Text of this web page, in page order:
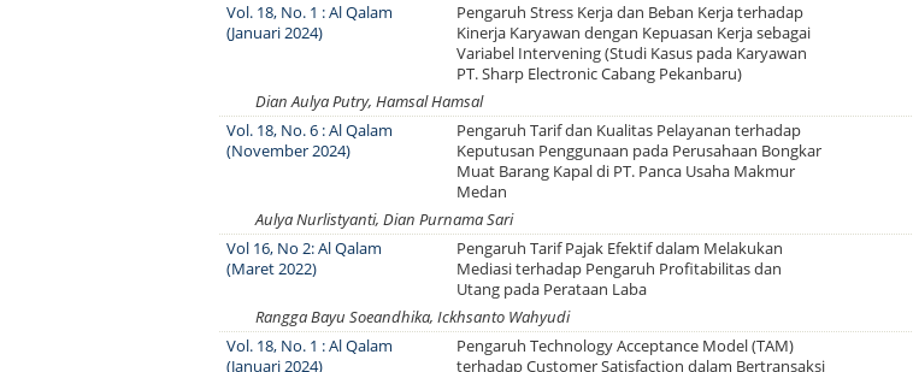
Vol. 18, No. 1 : Al Qalam
(Januari 2024)
Pengaruh Stress Kerja dan Beban Kerja terhadap
Kinerja Karyawan dengan Kepuasan Kerja sebagai
Variabel Intervening (Studi Kasus pada Karyawan
PT. Sharp Electronic Cabang Pekanbaru)
Dian Aulya Putry, Hamsal Hamsal
Vol. 18, No. 6 : Al Qalam
(November 2024)
Pengaruh Tarif dan Kualitas Pelayanan terhadap
Keputusan Penggunaan pada Perusahaan Bongkar
Muat Barang Kapal di PT. Panca Usaha Makmur
Medan
Aulya Nurlistyanti, Dian Purnama Sari
Vol 16, No 2: Al Qalam
(Maret 2022)
Pengaruh Tarif Pajak Efektif dalam Melakukan
Mediasi terhadap Pengaruh Profitabilitas dan
Utang pada Perataan Laba
Rangga Bayu Soeandhika, Ickhsanto Wahyudi
Vol. 18, No. 1 : Al Qalam
(Januari 2024)
Pengaruh Technology Acceptance Model (TAM)
terhadap Customer Satisfaction dalam Bertransaksi